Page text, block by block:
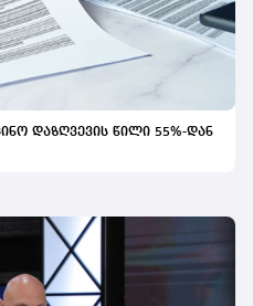
დაზღვევის წილი 55%-დან